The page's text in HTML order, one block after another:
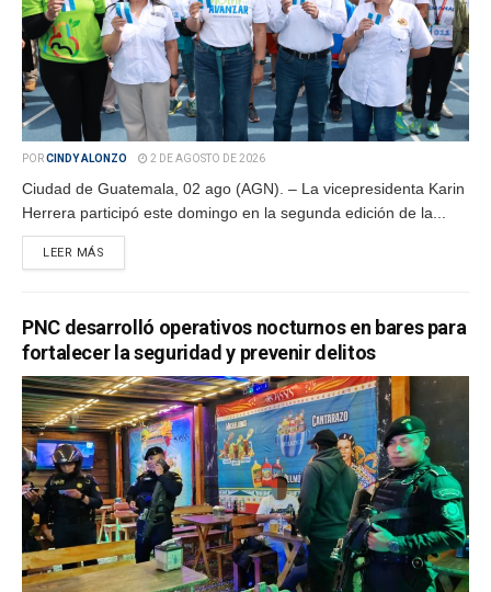
PORCINDY ALONZO 2 DE AGOSTO DE 2026
Ciudad de Guatemala, 02 ago (AGN). – La vicepresidenta Karin
Herrera participó este domingo en la segunda edición de la...
LEER MÁS
PNC desarrolló operativos nocturnos en bares para
fortalecer la seguridad y prevenir delitos